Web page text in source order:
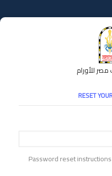
للأورام
RESET
Password reset